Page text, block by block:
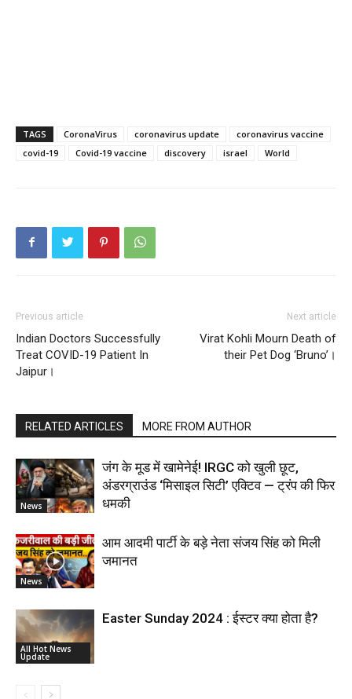
TAGS CoronaVirus coronavirus update
coronavirus vaccine
covid-19
Covid-19 vaccine discovery israel World
Previous article
Indian Doctors Successfully
Treat COVID-19 Patient In
Jaipur।
Next article
Virat Kohli Mourn Death of
their Pet Dog ‘Bruno’।
RELATED ARTICLES MORE FROM AUTHOR
News
जंग के मूड में खामेनेई! IRGC को खुली छूट,
अंडरग्राउंड ‘मिसाइल सिटी’ एक्टिव — ट्रंप की फिर
धमकी
News
आम आदमी पार्टी के बड़े नेता संजय सिंह को मिली
जमानत
All Hot News
Update
Easter Sunday 2024 : ईस्टर क्या होता है?